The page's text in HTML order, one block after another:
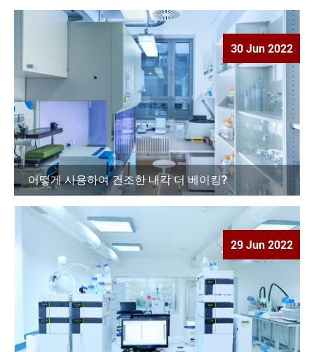
30 Jun 2022
어떻게 사용하여 건조한 내각 더 베이킹?
29 Jun 2022